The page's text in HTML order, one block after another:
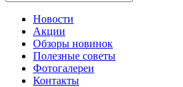
Новости
Акции
Обзоры новинок
Полезные советы
Фотогалереи
Контакты